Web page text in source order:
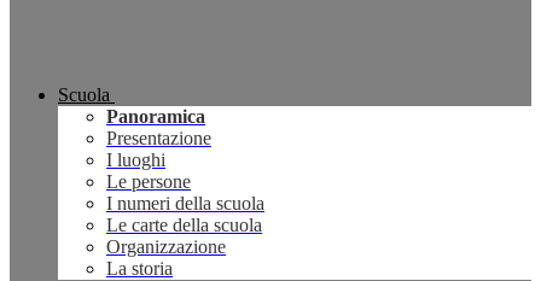
Scuola
Panoramica
Presentazione
I luoghi
Le persone
I numeri della scuola
Le carte della scuola
Organizzazione
La storia